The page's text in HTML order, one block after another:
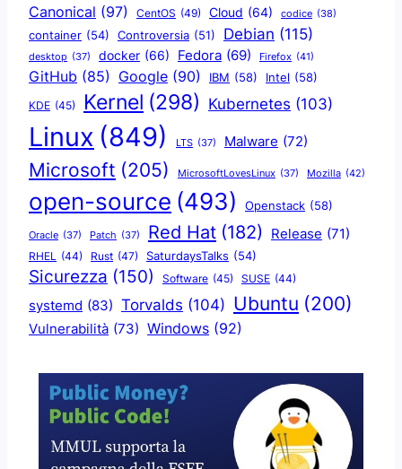
Canonical (97) CentOS (49) Cloud (64) codice (38)
container (54) Controversia (51) Debian (115)
desktop (37) docker (66) Fedora (69) Firefox (41)
GitHub (85) Google (90) IBM (58) Intel (58)
KDE (45) Kernel (298) Kubernetes (103)
Linux (849) LTS (37) Malware (72)
Microsoft (205) MicrosoftLovesLinux (37) Mozilla (42)
open-source (493) Openstack (58)
Oracle (37) Patch (37) Red Hat (182) Release (71)
RHEL (44) Rust (47) SaturdaysTalks (54)
Sicurezza (150) Software (45) SUSE (44)
systemd (83) Torvalds (104) Ubuntu (200)
Vulnerabilità (73) Windows (92)